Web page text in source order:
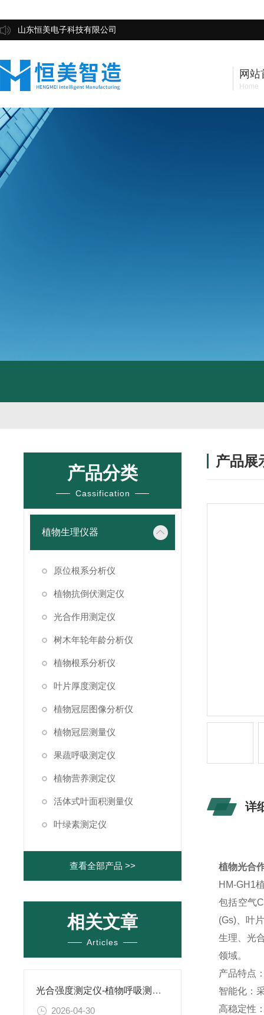
山东恒美电子科技有限公司
网站
Home
产品分类
Cassification
植物生理仪器
原位根系分析仪
植物抗倒伏测定仪
光合作用测定仪
树木年轮年龄分析仪
植物根系分析仪
叶片厚度测定仪
植物冠层图像分析仪
植物冠层测量仪
果蔬呼吸测定仪
植物营养测定仪
活体式叶面积测量仪
叶绿素测定仪
查看全部产品 >>
相关文章
Articles
光合强度测定仪-植物呼吸测定仪品牌推荐：恒美智造实力厂家解析
2026-04-30
产品展
详
植物光合
HM-GH1
包括空气
(Gs)、叶
生理、光
领域。
产品特点
智能化：
高稳定性